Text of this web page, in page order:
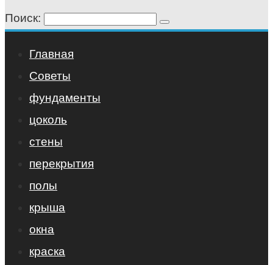
Поиск:
Главная
Советы
фундаменты
цоколь
стены
перекрытия
полы
крыша
окна
краска